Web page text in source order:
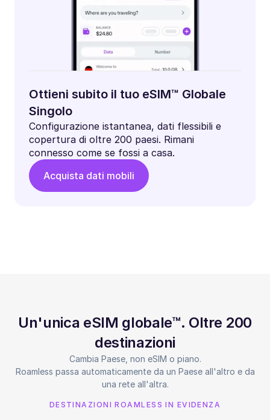
Ottieni subito il tuo eSIM™ Globale
Singolo
Configurazione istantanea, dati flessibili e
copertura di oltre 200 paesi. Rimani
connesso come se fossi a casa.
Acquista dati mobili
Un'unica eSIM globale™. Oltre 200
destinazioni
Cambia Paese, non eSIM o piano.
Roamless passa automaticamente da un Paese all'altro e da
una rete all'altra.
DESTINAZIONI ROAMLESS IN EVIDENZA